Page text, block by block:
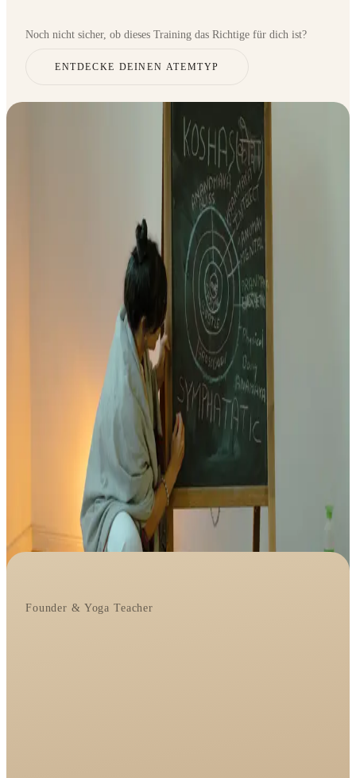
Noch nicht sicher, ob dieses Training das Richtige für dich ist?
ENTDECKE DEINEN ATEMTYP
Founder & Yoga Teacher